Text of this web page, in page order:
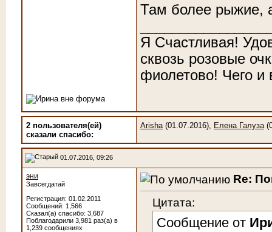
Там более рыжие,
Я Счастливая!
сквозь розовые
фиолетово! Чего
2 пользователя(ей)
сказали cпасибо:
Arisha(01.07.2016), Елена Галуза
01.07.2016, 09:26
эни
Завсегдатай
Регистрация: 01.02.2011
Сообщений: 1,566
Сказал(а) спасибо: 3,687
Поблагодарили 3,981 раз(а) в
1,239 сообщениях
Re:
Цитата:
Сообщение от